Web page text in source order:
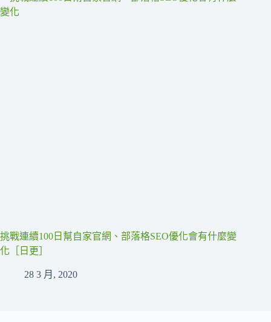
挑戰連續100日幫自家官網、部落格SEO優化會有什麼變
化［日更］
28 3 月, 2020